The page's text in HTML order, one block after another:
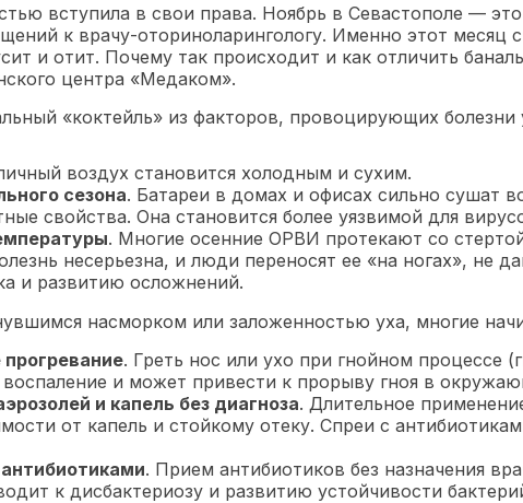
вступила в свои права. Ноябрь в Севастополе —
к врачу-оториноларингологу. Именно этот месяц
и отит. Почему так происходит и как отличить
центра «Медаком».
«коктейль» из факторов, провоцирующих болезни
воздух становится холодным и сухим.
сезона. Батареи в домах и офисах сильно сушат
свойства. Она становится более уязвимой для
. Многие осенние ОРВИ протекают со
несерьезна, и люди переносят ее «на ногах», не
и развитию осложнений.
насморком или заложенностью уха, многие
. Греть нос или ухо при гнойном процессе
воспаление и может привести к прорыву гноя в
и капель без диагноза. Длительное
от капель и стойкому отеку. Спреи с
. Прием антибиотиков без назначения
к дисбактериозу и развитию устойчивости